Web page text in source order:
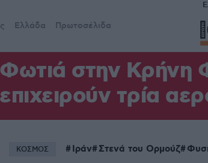
Ελλάδα Πρωτοσέλιδα
Φωτιά στην Κρήνη
επιχειρούν τρία
ΚΟΣΜΟΣ Ιράν Στενά του Ορμούζ